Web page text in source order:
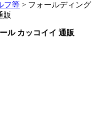
フ等 > フォールディング
販
ル カッコイイ 通販